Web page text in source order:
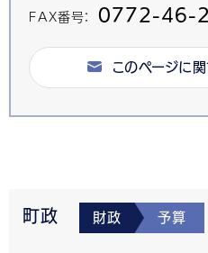
FAX番号： 0772-46-
このページに
町政 財政 予算